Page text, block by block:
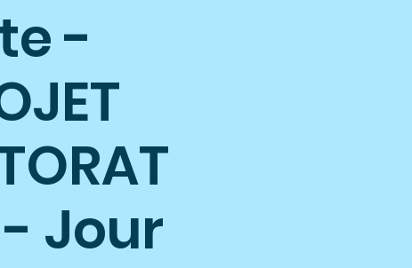
-
- Jour